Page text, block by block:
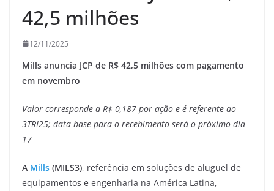
42,5 milhões
12/11/2025
Mills anuncia JCP de R$ 42,5 milhões com pagamento
em novembro
Valor corresponde a R$ 0,187 por ação e é referente ao
3TRI25; data base para o recebimento será o próximo dia
17
A Mills (MILS3), referência em soluções de aluguel de
equipamentos e engenharia na América Latina,